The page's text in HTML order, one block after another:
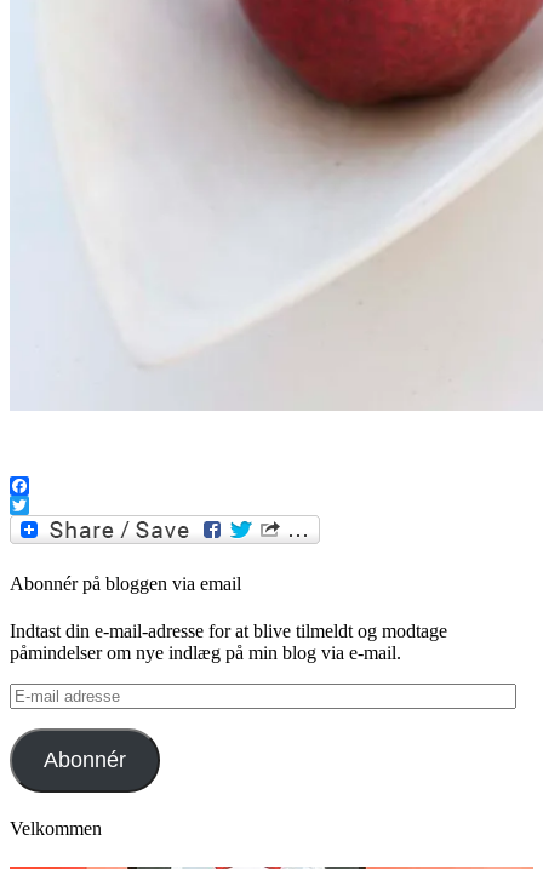
Facebook
Twitter
Abonnér på bloggen via email
Indtast din e-mail-adresse for at blive tilmeldt og modtage
påmindelser om nye indlæg på min blog via e-mail.
E-
mail
adresse
Abonnér
Velkommen